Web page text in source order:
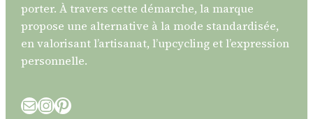
porter. À travers cette démarche, la marque
propose une alternative à la mode standardisée,
en valorisant l’artisanat, l’upcycling et l’expression
personnelle.
E-mail InstagramPinterest